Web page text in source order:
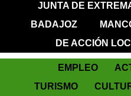
JUNTA DE
BADAJOZ
DE ACCIÓN
EMPLEO
TURISMO